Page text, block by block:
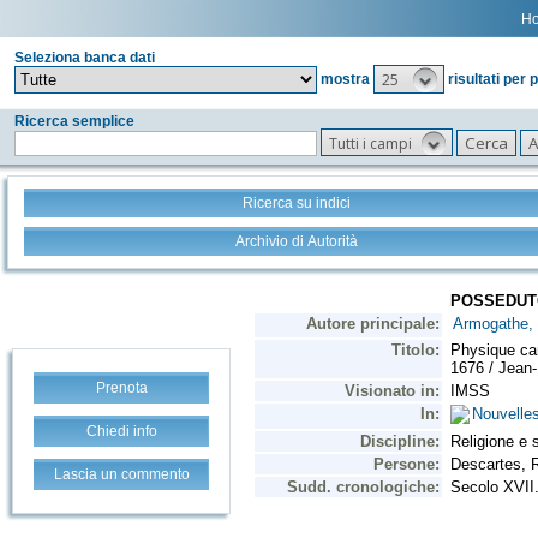
Seleziona banca dati
mostra
25 risultati per
Ricerca semplice
Tutti i campi
Ricerca su indici
Archivio di Autorità
Prenota
Chiedi info
Lascia un commento